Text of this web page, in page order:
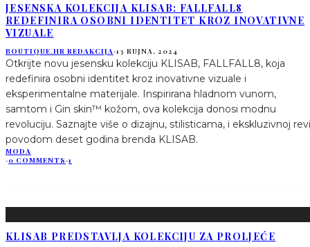
JESENSKA KOLEKCIJA KLISAB: FALLFALL8
REDEFINIRA OSOBNI IDENTITET KROZ INOVATIVNE
VIZUALE
BOUTIQUE.HR REDAKCIJA·13 RUJNA, 2024
Otkrijte novu jesensku kolekciju KLISAB, FALLFALL8, koja
redefinira osobni identitet kroz inovativne vizuale i
eksperimentalne materijale. Inspirirana hladnom vunom,
samtom i Gin skin™ kožom, ova kolekcija donosi modnu
revoluciju. Saznajte više o dizajnu, stilisticama, i ekskluzivnoj
povodom deset godina brenda KLISAB.
MODA
·0 COMMENTS ·1
KLISAB PREDSTAVLJA KOLEKCIJU ZA PROLJEĆE